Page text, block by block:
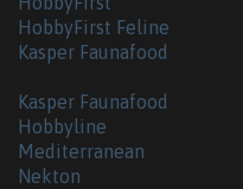
HobbyFirst Feline
Kasper Faunafood
Kasper Faunafood
Hobbyline
Mediterranean
Nekton